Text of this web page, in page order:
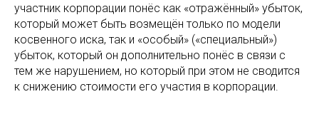
участник корпорации понёс как «отражённый» убыток,
который может быть возмещён только по модели
косвенного иска, так и «особый» («специальный»)
убыток, который он дополнительно понёс в связи с
тем же нарушением, но который при этом не сводится
к снижению стоимости его участия в корпорации.